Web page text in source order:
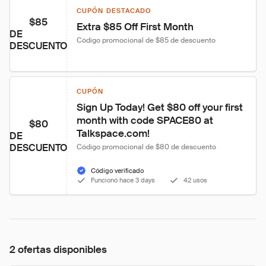
$85
DE
DESCUENTO
CUPÓN DESTACADO
Extra $85 Off First Month
Código promocional de $85 de descuento
$80
DE
DESCUENTO
CUPÓN
Sign Up Today! Get $80 off your first
month with code SPACE80 at
Talkspace.com!
Código promocional de $80 de descuento
Código verificado
Funcionó hace 3 days
42 usos
2 ofertas disponibles